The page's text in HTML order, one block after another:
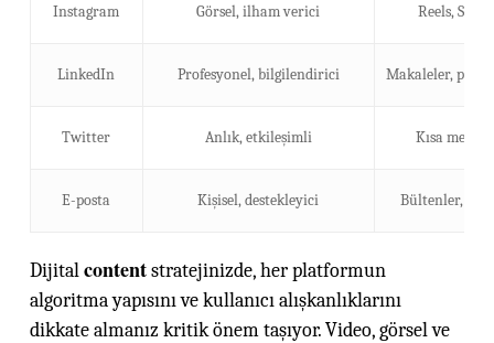
Instagram Görsel, ilham verici Reels,
LinkedIn Profesyonel, bilgilendirici Makaleler,
Twitter Anlık, etkileşimli Kısa
E-posta Kişisel, destekleyici Bültenler,
Dijitalcontentstratejinizde, her platformun
algoritma yapısını ve kullanıcı alışkanlıklarını
dikkate almanız kritik önem taşıyor. Video, görsel ve